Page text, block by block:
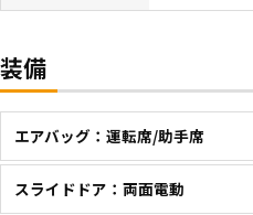
装備
エアバッグ：運転席/助手席
スライドドア：両面電動